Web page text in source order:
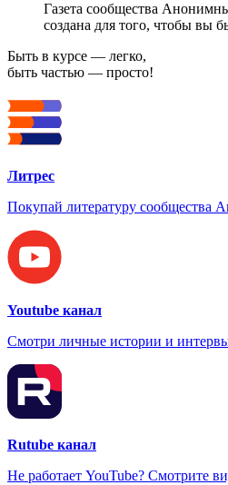
Газета сообщества
создана для того, чтобы вы
Быть в курсе — легко,
быть частью — просто!
Литрес
Покупай литературу сообщества
Youtube канал
Смотри личные истории и
Rutube канал
Не работает YouTube? Смотрите